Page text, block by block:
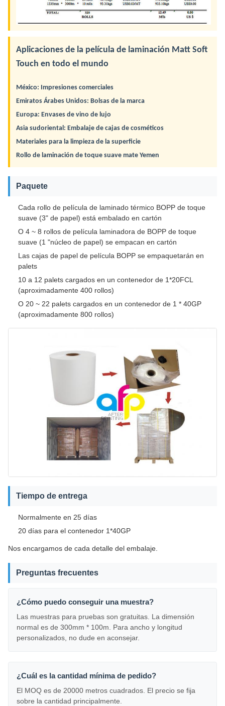
Aplicaciones de la película de laminación Matt Soft
Touch en todo el mundo
México: Impresiones comerciales
Emiratos Árabes Unidos: Bolsas de la marca
Europa: Envases de vino de lujo
Asia sudoriental: Embalaje de cajas de cosméticos
Materiales para la limpieza de la superficie
Rollo de laminación de toque suave mate Yemen
Paquete
Cada rollo de película de laminado térmico BOPP de toque
suave (3" de papel) está embalado en cartón
O 4 ~ 8 rollos de película laminadora de BOPP de toque
suave (1 "núcleo de papel) se empacan en cartón
Las cajas de papel de película BOPP se empaquetarán en
palets
10 a 12 palets cargados en un contenedor de 1*20FCL
(aproximadamente 400 rollos)
O 20 ~ 22 palets cargados en un contenedor de 1 * 40GP
(aproximadamente 800 rollos)
Tiempo de entrega
Normalmente en 25 días
20 días para el contenedor 1*40GP
Nos encargamos de cada detalle del embalaje.
Preguntas frecuentes
¿Cómo puedo conseguir una muestra?
Las muestras para pruebas son gratuitas. La dimensión
normal es de 300mm * 100m. Para ancho y longitud
personalizados, no dude en aconsejar.
¿Cuál es la cantidad mínima de pedido?
El MOQ es de 20000 metros cuadrados. El precio se fija
sobre la cantidad principalmente.